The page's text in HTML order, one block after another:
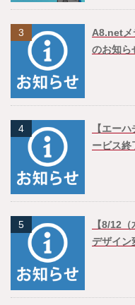
3
A8.netメ
のお知ら
4
【エー
ービス終
5
【8/12
デザイン